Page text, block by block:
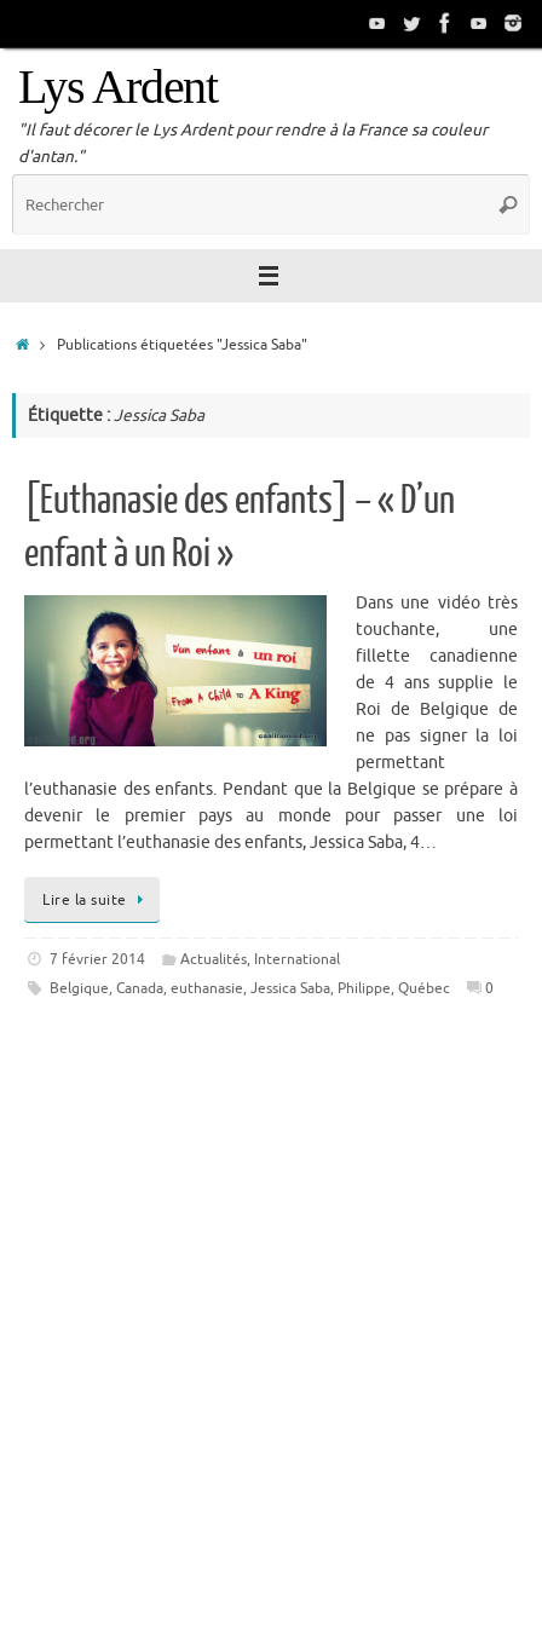
Lys Ardent
"Il faut décorer le Lys Ardent pour rendre à la France sa couleur
d'antan."
AccueilPublications étiquetées "Jessica Saba"
Étiquette :Jessica Saba
[Euthanasie des enfants] – « D’un
enfant à un Roi »
Dans une vidéo très
touchante, une
fillette canadienne
de 4 ans supplie le
Roi de Belgique de
ne pas signer la loi
permettant
l’euthanasie des enfants. Pendant que la Belgique se prépare à
devenir le premier pays au monde pour passer une loi
permettant l’euthanasie des enfants, Jessica Saba, 4…
Lire la suite
7 février 2014 Actualités, International
Belgique, Canada, euthanasie, Jessica Saba, Philippe, Québec 0